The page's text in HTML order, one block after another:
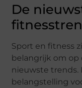
De
Sport en fitness
belangrijk om
nieuwste trends.
belangstelling